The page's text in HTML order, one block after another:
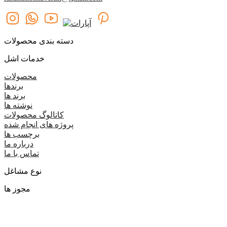
دسته بندی محصولات
خدمات اشل
محصولات
برندها
برند ها
نوشته ها
کاتالوگ محصولات
پروژه های انجام شده
برچسب ها
درباره ما
تماس با ما
نوع مشاغل
مجوز ها